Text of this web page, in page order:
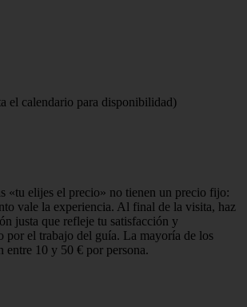
el calendario para disponibilidad)
«tu elijes el precio» no tienen un precio fijo:
vale la experiencia. Al final de la visita, haz
justa que refleje tu satisfacción y
por el trabajo del guía. La mayoría de los
entre 10 y 50 € por persona.